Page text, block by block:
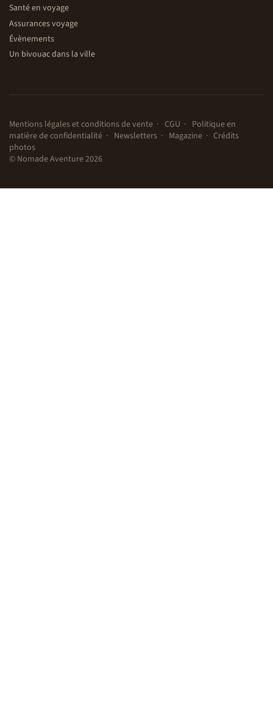
Santé en voyage
Assurances voyage
Évènements
Un bivouac dans la ville
Mentions légales et conditions de vente CGU
Politique en
matière de confidentialité
Newsletters Magazine
Crédits
photos
© Nomade Aventure 2026